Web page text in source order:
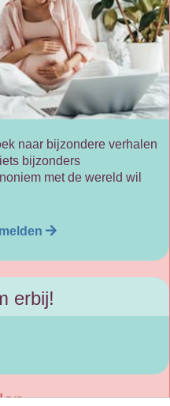
naar bijzondere verhalen
bijzonders
met de wereld wil
erbij!